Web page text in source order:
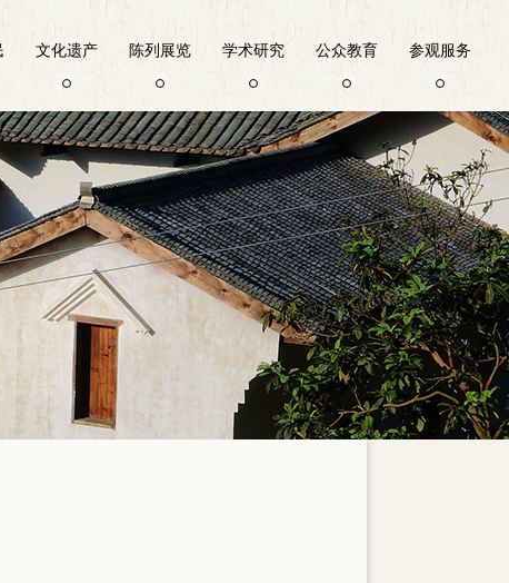
文化遗产 陈列展览 学术研究 公众教育 参观服务